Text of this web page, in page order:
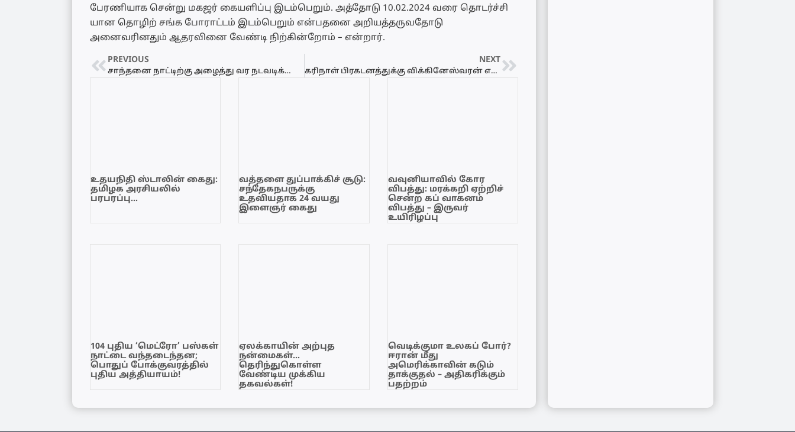
பேரணியாக சென்று மகஜர் கையளிப்பு இடம்பெறும். அத்தோடு 10.02.2024 வரை தொடர்ச்சி
யான தொழிற் சங்க போராட்டம் இடம்பெறும் என்பதனை அறியத்தருவதோடு
அனைவரினதும் ஆதரவினை வேண்டி நிற்கின்றோம் – என்றார்.
PREVIOUS
சாந்தனை நாட்டிற்கு அழைத்து வர நடவடிக்கை – ஜனாதிபதி உறுதி!
NEXT
கரிநாள் பிரகடனத்துக்கு விக்கினேஸ்வரன் எம்.பி ஆதரவு
உதயநிதி ஸ்டாலின் கைது:
தமிழக அரசியலில்
பரபரப்பு…
வத்தளை துப்பாக்கிச் சூடு:
சந்தேகநபருக்கு
உதவியதாக 24 வயது
இளைஞர் கைது
வவுனியாவில் கோர
விபத்து: மரக்கறி ஏற்றிச்
சென்ற கப் வாகனம்
விபத்து – இருவர்
உயிரிழப்பு
104 புதிய ‘மெட்ரோ’ பஸ்கள்
நாட்டை வந்தடைந்தன;
பொதுப் போக்குவரத்தில்
புதிய அத்தியாயம்!
ஏலக்காயின் அற்புத
நன்மைகள்…
தெரிந்துகொள்ள
வேண்டிய முக்கிய
தகவல்கள்!
வெடிக்குமா உலகப் போர்?
ஈரான் மீது
அமெரிக்காவின் கடும்
தாக்குதல் – அதிகரிக்கும்
பதற்றம்